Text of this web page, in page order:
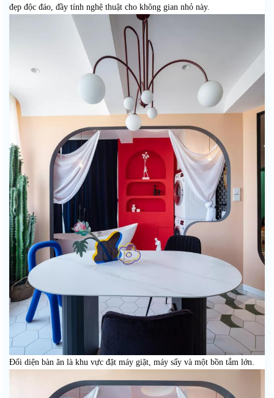
đẹp độc đáo, đầy tính nghệ thuật cho không gian nhỏ này.
Đối diện bàn ăn là khu vực đặt máy giặt, máy sấy và một bồn tắm lớn.